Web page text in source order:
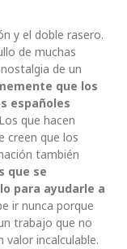
y el doble rasero.
de muchas
de un
que los
españoles
Los que hacen
creen que los
también
que se
para ayudarle a
ir nunca porque
trabajo que no
incalculable.